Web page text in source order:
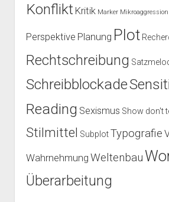
Konflikt Kritik Marker Mikroaggression
Perspektive Planung Plot
Rechtschreibung
Schreibblockade
Reading Sexismus Show don't
Stilmittel Subplot Typografie
Wahrnehmung Weltenbau
Überarbeitung